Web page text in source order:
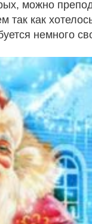
можно
так как
немного